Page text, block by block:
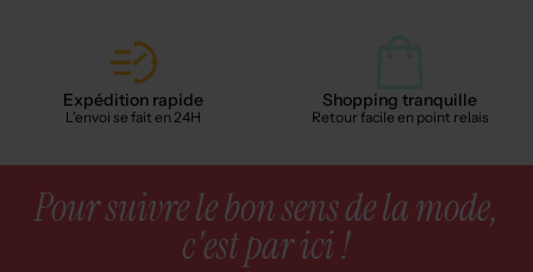
Expédition rapide
L'envoi se fait en 24H
Shopping tranquille
Retour facile en point relais
Pour suivre le bon sens de la mode,
c'est par ici !